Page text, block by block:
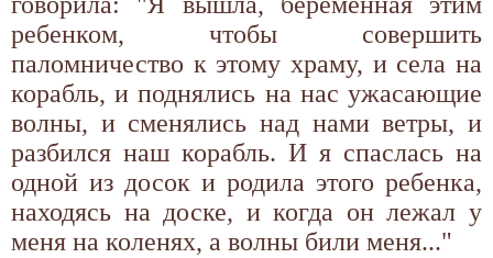
ребенком, чтобы совершить
паломничество к этому храму, и села на
корабль, и поднялись на нас ужасающие
волны, и сменялись над нами ветры, и
разбился наш корабль. И я спаслась на
одной из досок и родила этого ребенка,
находясь на доске, и когда он лежал у
меня на коленях, а волны били меня..."